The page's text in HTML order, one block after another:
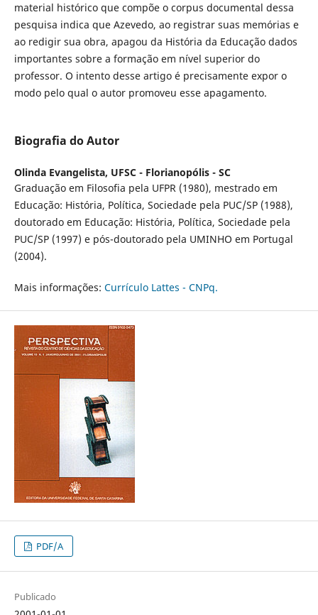
material histórico que compõe o corpus documental dessa
pesquisa indica que Azevedo, ao registrar suas memórias e
ao redigir sua obra, apagou da História da Educação dados
importantes sobre a formação em nível superior do
professor. O intento desse artigo é precisamente expor o
modo pelo qual o autor promoveu esse apagamento.
Biografia do Autor
Olinda Evangelista, UFSC - Florianopólis - SC
Graduação em Filosofia pela UFPR (1980), mestrado em
Educação: História, Política, Sociedade pela PUC/SP (1988),
doutorado em Educação: História, Política, Sociedade pela
PUC/SP (1997) e pós-doutorado pela UMINHO em Portugal
(2004).
Mais informações: Currículo Lattes - CNPq.
PDF/A
Publicado